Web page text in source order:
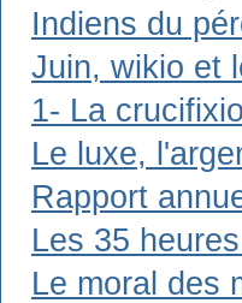
Indiens du
Juin, wikio et
1- La
Le luxe,
Rapport
Les 35
Le moral des